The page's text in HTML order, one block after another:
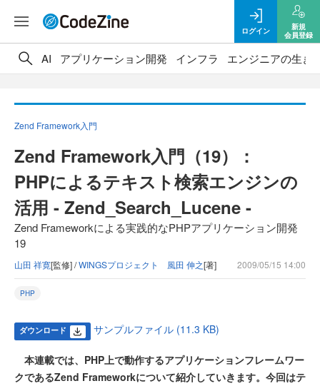
ログイン
新規
会員登録
AI アプリケーション開発 インフラ エンジニアの生き
Zend Framework入門
Zend Framework入門（19）：
PHPによるテキスト検索エンジンの
活用 - Zend_Search_Lucene -
Zend Frameworkによる実践的なPHPアプリケーション開発
19
山田 祥寛[監修] /WINGSプロジェクト 風田 伸之[著] 2009/05/15 14:00
PHP
ダウンロード サンプルファイル (11.3 KB)
本連載では、PHP上で動作するアプリケーションフレームワー
クであるZend Frameworkについて紹介していきます。今回はテ